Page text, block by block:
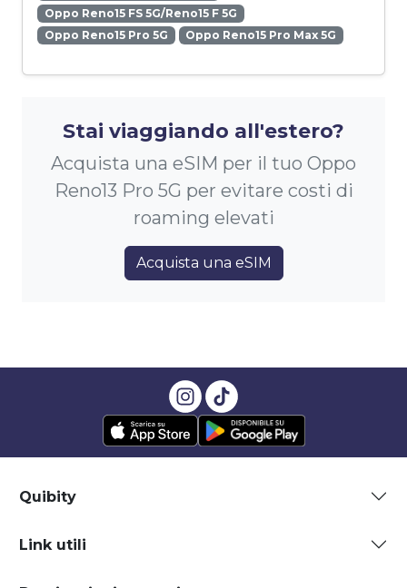
Oppo Reno15 FS 5G/Reno15 F 5G
Oppo Reno15 Pro 5G
Oppo Reno15 Pro Max 5G
Stai viaggiando all'estero?
Acquista una eSIM per il tuo Oppo
Reno13 Pro 5G per evitare costi di
roaming elevati
Acquista una eSIM
Quibity
Link utili